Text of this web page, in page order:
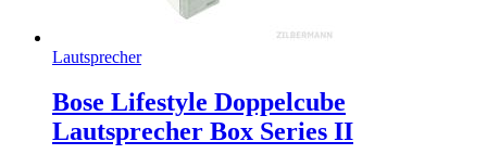
Lautsprecher
Bose Lifestyle Doppelcube
Lautsprecher Box Series II